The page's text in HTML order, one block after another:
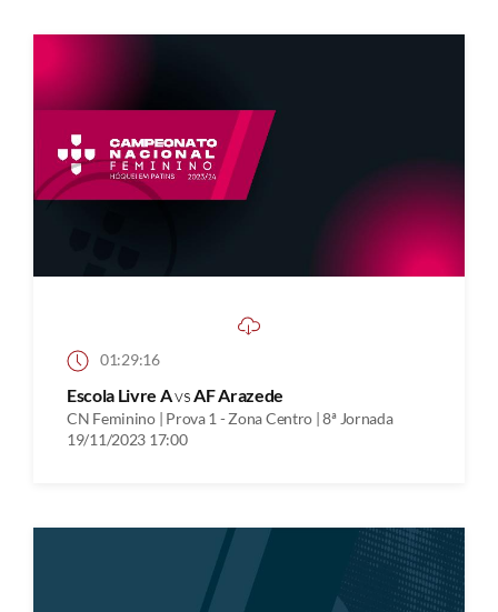
01:29:16
Escola Livre AvsAF Arazede
CN Feminino | Prova 1 - Zona Centro | 8ª Jornada
19/11/2023 17:00